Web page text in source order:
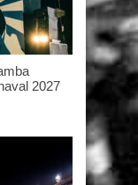
2027